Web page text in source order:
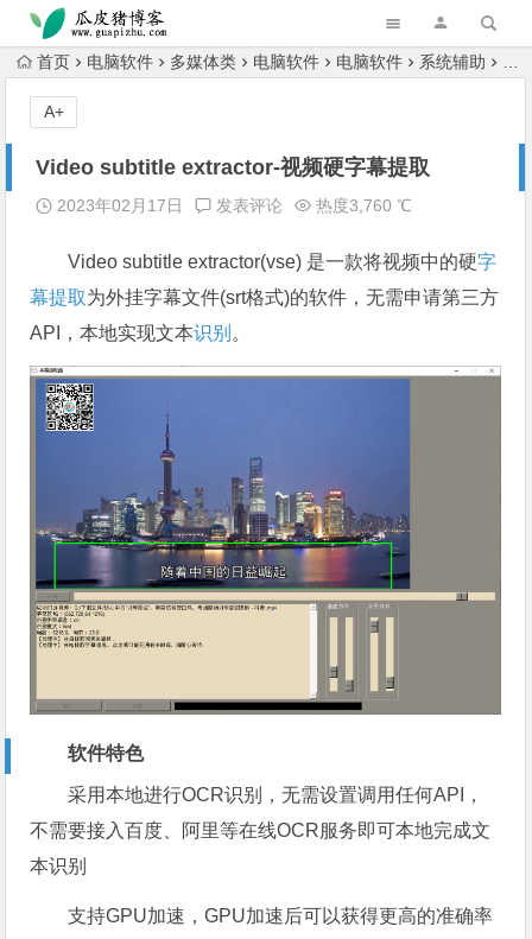
跳转到主内容
首页 电脑软件 多媒体类 电脑软件 电脑软件 系统辅助
Video subtitle extractor-视频硬字幕提取
2023年02月17日 发表评论 热度3,760 ℃
Video subtitle extractor(vse) 是一款将视频中的硬字
幕提取为外挂字幕文件(srt格式)的软件，无需申请第三方
API，本地实现文本识别 。
软件特色
采用本地进行OCR识别，无需设置调用任何API，
不需要接入百度、阿里等在线OCR服务即可本地完成文
本识别
支持GPU加速，GPU加速后可以获得更高的准确率
A+